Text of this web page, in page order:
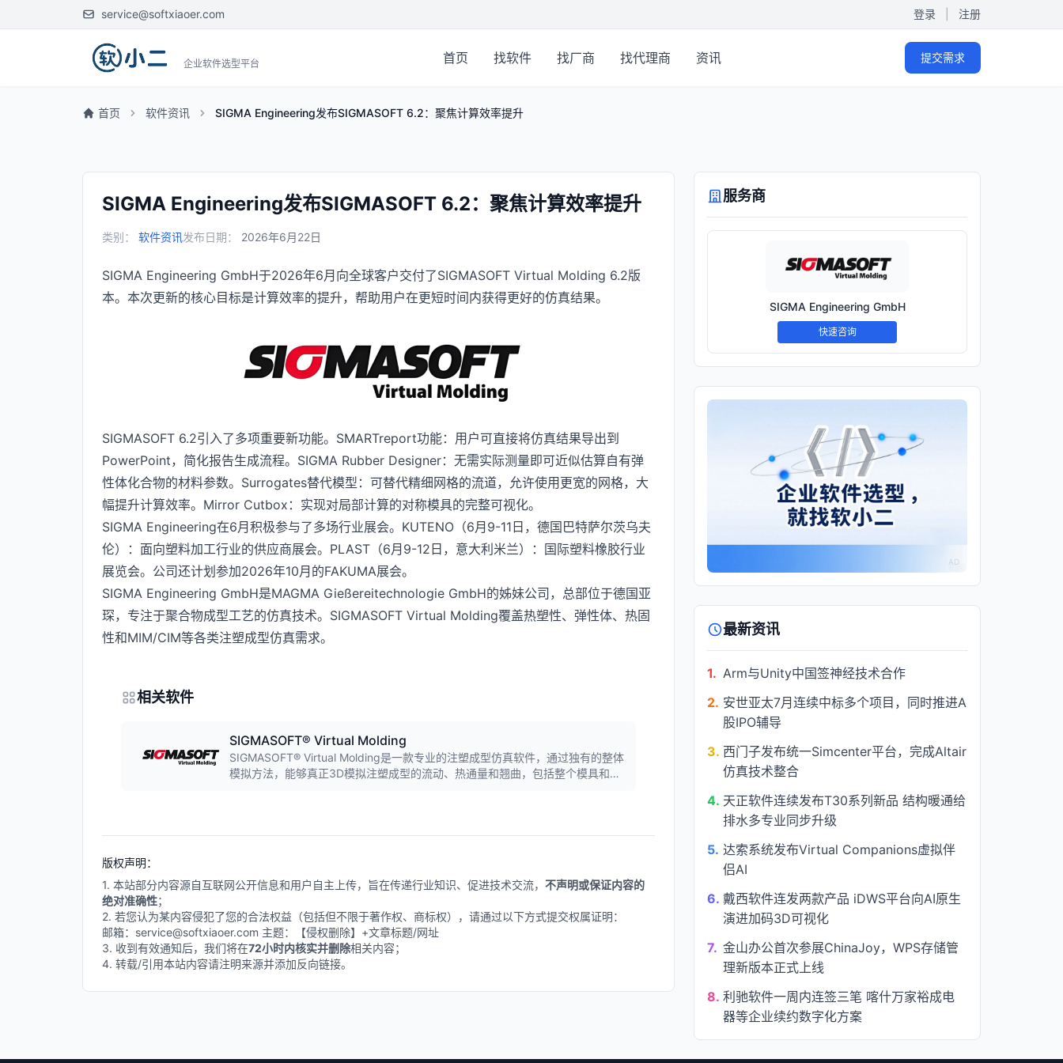
service@softxiaoer.com 登录 注册
企业软件选型平台 首页 找软件 找厂商 找代理商 资讯 提交需求
首页 软件资讯 SIGMA Engineering发布SIGMASOFT 6.2：聚焦计算效率提升
SIGMA Engineering发布SIGMASOFT 6.2：聚焦计算效率提升
类别： 软件资讯发布日期： 2026年6月22日
SIGMA Engineering GmbH于2026年6月向全球客户交付了SIGMASOFT Virtual Molding 6.2版
本。本次更新的核心目标是计算效率的提升，帮助用户在更短时间内获得更好的仿真结果。
SIGMASOFT 6.2引入了多项重要新功能。SMARTreport功能：用户可直接将仿真结果导出到
PowerPoint，简化报告生成流程。SIGMA Rubber Designer：无需实际测量即可近似估算自有弹
性体化合物的材料参数。Surrogates替代模型：可替代精细网格的流道，允许使用更宽的网格，大
幅提升计算效率。Mirror Cutbox：实现对局部计算的对称模具的完整可视化。
SIGMA Engineering在6月积极参与了多场行业展会。KUTENO（6月9-11日，德国巴特萨尔茨乌夫
伦）：面向塑料加工行业的供应商展会。PLAST（6月9-12日，意大利米兰）：国际塑料橡胶行业
展览会。公司还计划参加2026年10月的FAKUMA展会。
SIGMA Engineering GmbH是MAGMA Gießereitechnologie GmbH的姊妹公司，总部位于德国亚
琛，专注于聚合物成型工艺的仿真技术。SIGMASOFT Virtual Molding覆盖热塑性、弹性体、热固
性和MIM/CIM等各类注塑成型仿真需求。
相关软件
SIGMASOFT® Virtual Molding
SIGMASOFT® Virtual Molding是一款专业的注塑成型仿真软件，通过独有的整体
模拟方法，能够真正3D模拟注塑成型的流动、热通量和翘曲，包括整个模具和所
版权声明：
1. 本站部分内容源自互联网公开信息和用户自主上传，旨在传递行业知识、促进技术交流， 不声明或保证内容的
绝对准确性；
2. 若您认为某内容侵犯了您的合法权益（包括但不限于著作权、商标权），请通过以下方式提交权属证明：
邮箱：service@softxiaoer.com 主题：【侵权删除】+文章标题/网址
3. 收到有效通知后，我们将在72小时内核实并删除相关内容；
4. 转载/引用本站内容请注明来源并添加反向链接。
服务商
SIGMA Engineering GmbH
快速咨询
AD
最新资讯
1. Arm与Unity中国签神经技术合作
2. 安世亚太7月连续中标多个项目，同时推进A
股IPO辅导
3. 西门子发布统一Simcenter平台，完成Altair
仿真技术整合
4. 天正软件连续发布T30系列新品 结构暖通给
排水多专业同步升级
5. 达索系统发布Virtual Companions虚拟伴
侣AI
6. 戴西软件连发两款产品 iDWS平台向AI原生
演进加码3D可视化
7. 金山办公首次参展ChinaJoy，WPS存储管
理新版本正式上线
8. 利驰软件一周内连签三笔 喀什万家裕成电
器等企业续约数字化方案